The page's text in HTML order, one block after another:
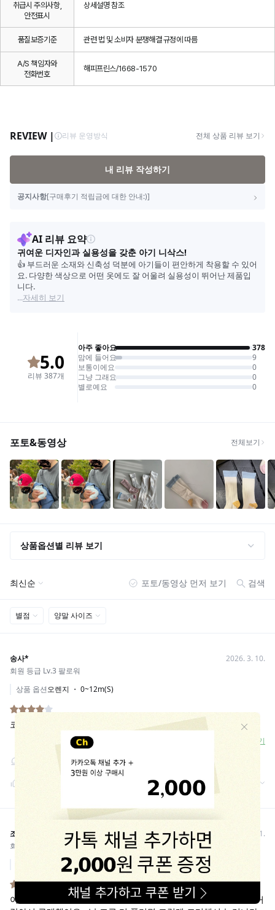
취급시 주의사항,
안전표시
상세설명 참조
품질보증기준 관련 법 및 소비자 분쟁해결 규정에 따름
A/S 책임자와
전화번호
해피프린스/1668-1570